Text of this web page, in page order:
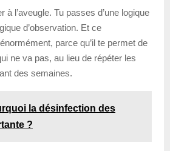
à l’aveugle. Tu passes d’une logique
d’observation. Et ce
parce qu’il te permet de
ne va pas, au lieu de répéter les
des semaines.
la désinfection des
?